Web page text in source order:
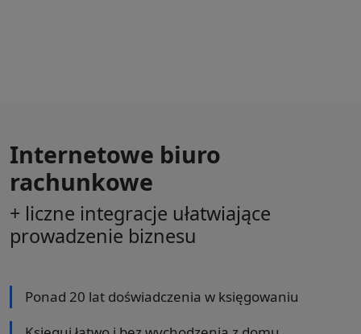
Internetowe biuro
rachunkowe
+ liczne integracje ułatwiające
prowadzenie biznesu
Ponad 20 lat doświadczenia w księgowaniu